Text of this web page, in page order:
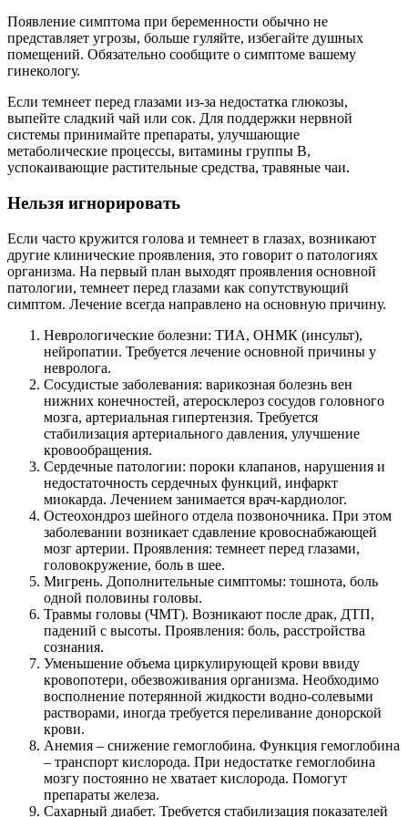
Появление симптома при беременности обычно не
представляет угрозы, больше гуляйте, избегайте душных
помещений. Обязательно сообщите о симптоме вашему
гинекологу.
Если темнеет перед глазами из-за недостатка глюкозы,
выпейте сладкий чай или сок. Для поддержки нервной
системы принимайте препараты, улучшающие
метаболические процессы, витамины группы B,
успокаивающие растительные средства, травяные чаи.
Нельзя игнорировать
Если часто кружится голова и темнеет в глазах, возникают
другие клинические проявления, это говорит о патологиях
организма. На первый план выходят проявления основной
патологии, темнеет перед глазами как сопутствующий
симптом. Лечение всегда направлено на основную причину.
Неврологические болезни: ТИА, ОНМК (инсульт),
нейропатии. Требуется лечение основной причины у
невролога.
Сосудистые заболевания: варикозная болезнь вен
нижних конечностей, атеросклероз сосудов головного
мозга, артериальная гипертензия. Требуется
стабилизация артериального давления, улучшение
кровообращения.
Сердечные патологии: пороки клапанов, нарушения и
недостаточность сердечных функций, инфаркт
миокарда. Лечением занимается врач-кардиолог.
Остеохондроз шейного отдела позвоночника. При этом
заболевании возникает сдавление кровоснабжающей
мозг артерии. Проявления: темнеет перед глазами,
головокружение, боль в шее.
Мигрень. Дополнительные симптомы: тошнота, боль
одной половины головы.
Травмы головы (ЧМТ). Возникают после драк, ДТП,
падений с высоты. Проявления: боль, расстройства
сознания.
Уменьшение объема циркулирующей крови ввиду
кровопотери, обезвоживания организма. Необходимо
восполнение потерянной жидкости водно-солевыми
растворами, иногда требуется переливание донорской
крови.
Анемия – снижение гемоглобина. Функция гемоглобина
– транспорт кислорода. При недостатке гемоглобина
мозгу постоянно не хватает кислорода. Помогут
препараты железа.
Сахарный диабет. Требуется стабилизация показателей